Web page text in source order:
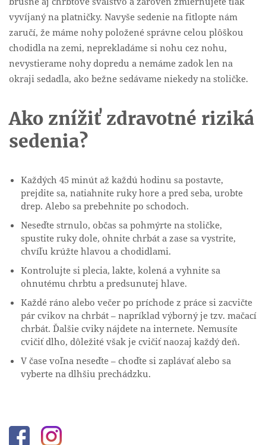
vyvíjaný na platničky. Navyše sedenie na fitlopte nám
zaručí, že máme nohy položené správne celou plôškou
chodidla na zemi, neprekladáme si nohu cez nohu,
nevystierame nohy dopredu a nemáme zadok len na
okraji sedadla, ako bežne sedávame niekedy na stoličke.
Ako znížiť zdravotné riziká
sedenia?
Každých 45 minút až každú hodinu sa postavte,
prejdite sa, natiahnite ruky hore a pred seba, urobte
drep. Alebo sa prebehnite po schodoch.
Neseďte strnulo, občas sa pohmýrte na stoličke,
spustite ruky dole, ohnite chrbát a zase sa vystrite,
chvíľu krúžte hlavou a chodidlami.
Kontrolujte si plecia, lakte, kolená a vyhnite sa
ohnutému chrbtu a predsunutej hlave.
Každé ráno alebo večer po príchode z práce si zacvičte
pár cvikov na chrbát – napríklad výborný je tzv. mačací
chrbát. Ďalšie cviky nájdete na internete. Nemusíte
cvičiť dlho, dôležité však je cvičiť naozaj každý deň.
V čase voľna neseďte – choďte si zaplávať alebo sa
vyberte na dlhšiu prechádzku.
Facebook